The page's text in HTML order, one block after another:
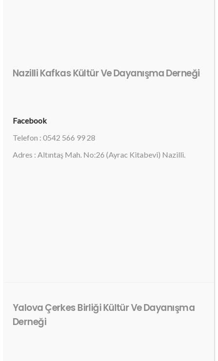
Nazilli Kafkas Kültür Ve Dayanışma Derneği
Facebook
Telefon : 0542 566 99 28
Adres : Altıntaş Mah. No:26 (Ayrac Kitabevi) Nazilli.
Yalova Çerkes Birliği Kültür Ve Dayanışma
Derneği